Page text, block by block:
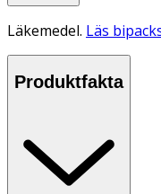
Läkemedel. Läs
Produktfakta